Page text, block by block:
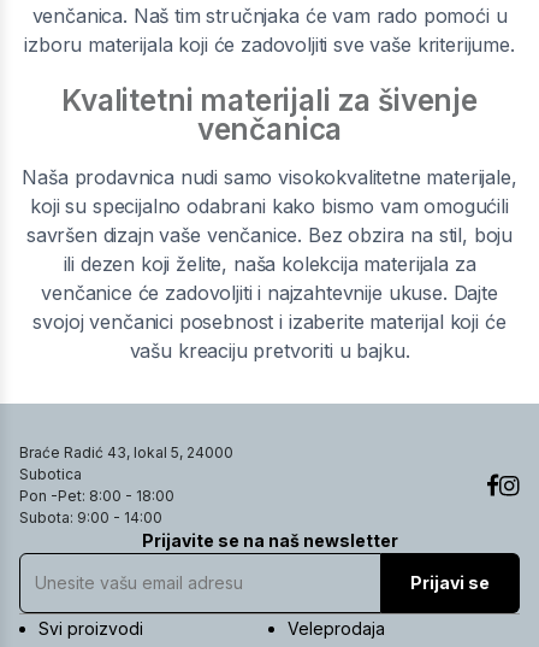
venčanica. Naš tim stručnjaka će vam rado pomoći u
izboru materijala koji će zadovoljiti sve vaše kriterijume.
Kvalitetni materijali za šivenje
venčanica
Naša prodavnica nudi samo visokokvalitetne materijale,
koji su specijalno odabrani kako bismo vam omogućili
savršen dizajn vaše venčanice. Bez obzira na stil, boju
ili dezen koji želite, naša kolekcija materijala za
venčanice će zadovoljiti i najzahtevnije ukuse. Dajte
svojoj venčanici posebnost i izaberite materijal koji će
vašu kreaciju pretvoriti u bajku.
Braće Radić 43, lokal 5, 24000
Subotica
Pon -Pet: 8:00 - 18:00
Subota: 9:00 - 14:00
Prijavite se na naš newsletter
Prijavi se
Svi proizvodi Veleprodaja